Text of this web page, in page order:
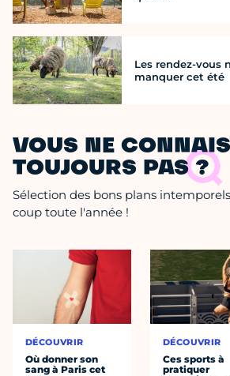
Les rendez-vous
manquer cet été
VOUS NE
TOUJOURS PAS ?
Sélection des bons plans
coup toute l'année !
DÉCOUVRIR
Où donner son
sang à Paris cet
DÉCOUVRIR
Ces sports à
pratiquer